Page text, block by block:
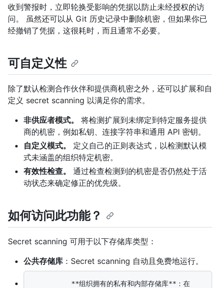
收到警报时，立即轮换受影响的凭据以防止未经授权的访
问。 虽然还可以从 Git 历史记录中删除机密，但如果你已
经撤销了凭据，这很耗时，而且通常不必要。
可自定义性
除了默认检测合作伙伴和提供商机密之外，还可以扩展和自
定义 secret scanning 以满足你的需求。
非供应者模式。
将检测扩展到未绑定到特定服务提供
商的机密，例如私钥、连接字符串和通用 API 密钥。
自定义模式。
定义自己的正则表达式，以检测默认模
式未涵盖的组织特定机密。
有效性检查。
通过检查检测到的机密是否仍然处于活
动状态来确定修正的优先级。
如何访问此功能？
Secret scanning 可用于以下存储库类型：
公共存储库 ：Secret scanning 自动且免费地运行。